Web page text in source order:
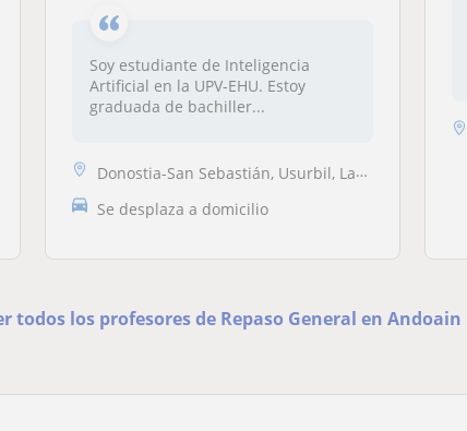
Soy estudiante de Inteligencia
Artificial en la UPV-EHU. Estoy
graduada de bachiller...
Donostia-San Sebastián, Usurbil, Lasarte-Oria
Se desplaza a domicilio
todos los profesores de Repaso General en Andoain